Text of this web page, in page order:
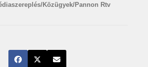
Közügyek/Pannon Rtv